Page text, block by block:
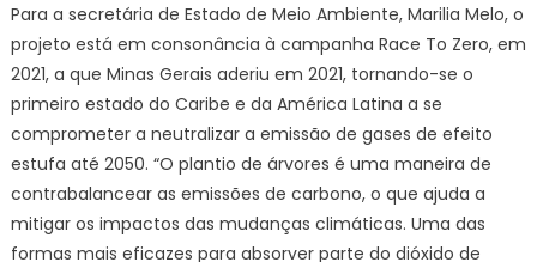
Para a secretária de Estado de Meio Ambiente, Marilia Melo, o
projeto está em consonância à campanha Race To Zero, em
2021, a que Minas Gerais aderiu em 2021, tornando-se o
primeiro estado do Caribe e da América Latina a se
comprometer a neutralizar a emissão de gases de efeito
estufa até 2050. “O plantio de árvores é uma maneira de
contrabalancear as emissões de carbono, o que ajuda a
mitigar os impactos das mudanças climáticas. Uma das
formas mais eficazes para absorver parte do dióxido de